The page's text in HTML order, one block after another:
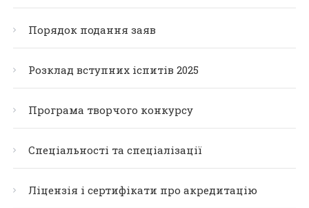
Порядок подання заяв
Розклад вступних іспитів 2025
Програма творчого конкурсу
Спеціальності та спеціалізації
Ліцензія і сертифікати про акредитацію